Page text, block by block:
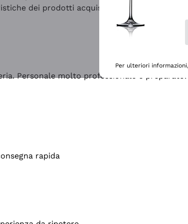
dei prodotti acquistati
Personale molto professionale e
rapida
Per ulteriori